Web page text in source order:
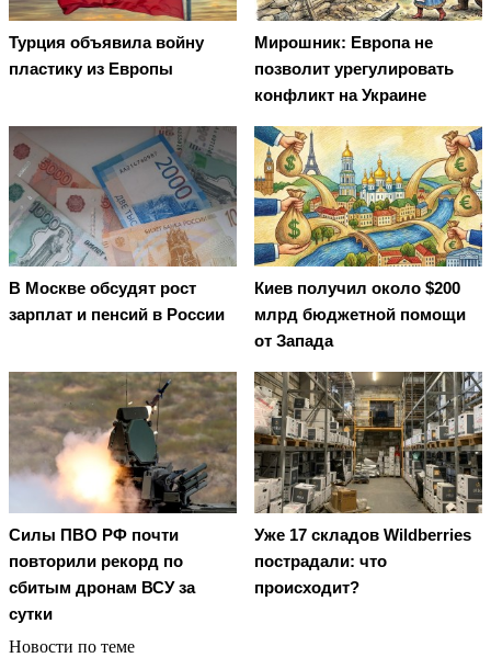
Турция объявила войну
пластику из Европы
Мирошник: Европа не
позволит урегулировать
конфликт на Украине
В Москве обсудят рост
зарплат и пенсий в России
Киев получил около $200
млрд бюджетной помощи
от Запада
Cилы ПВО РФ почти
повторили рекорд по
сбитым дронам ВСУ за
сутки
Уже 17 складов Wildberries
пострадали: что
происходит?
Новости по теме